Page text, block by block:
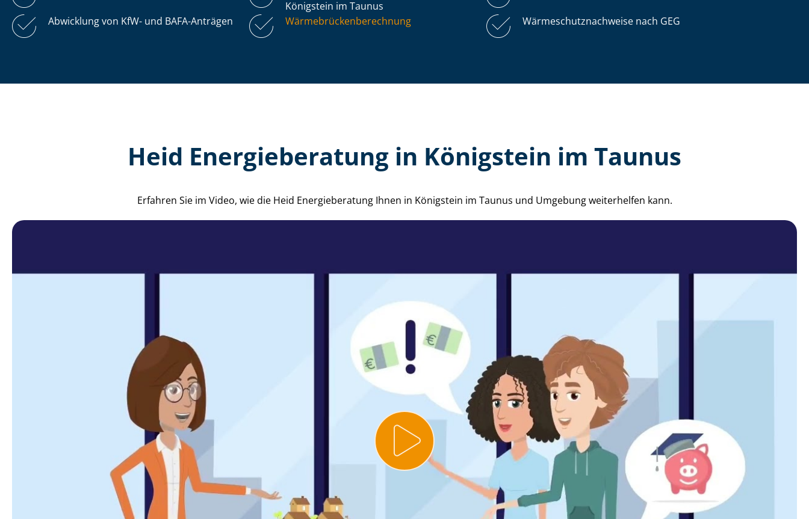
Königstein im Taunus
Abwicklung von KfW- und BAFA-Anträgen Wär­me­brü­cken­be­rech­nung Wär­me­schutz­nach­wei­se nach GEG
Heid Energieberatung in Königstein im Taunus
Erfahren Sie im Video, wie die Heid Energieberatung Ihnen in Königstein im Taunus und Umgebung weiterhelfen kann.